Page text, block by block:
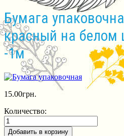
Бумага
красный на белом
-1м
15.00грн.
Количество:
Добавить в корзину